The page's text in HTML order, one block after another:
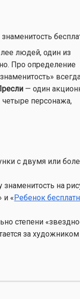
людей, один из
Про определение
— один
четыре персонажа,
с двумя или
знаменитость на
и «Ребенок
степени
за художником